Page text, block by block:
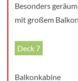
Besonders
mit großem
Deck 7
Balkonkabine